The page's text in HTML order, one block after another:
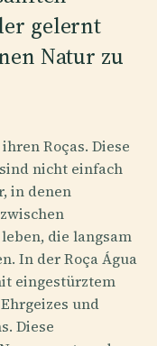
gelernt
Natur zu
Roças. Diese
nicht einfach
in denen
die langsam
In der Roça Água
eingestürztem
und
Diese